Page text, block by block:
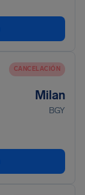
CANCELACIÓN
Milan
BGY